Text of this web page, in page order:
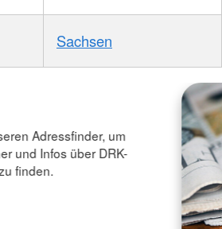
Sachsen
Adressfinder, um
und Infos über DRK-
finden.